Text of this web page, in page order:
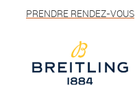
PRENDRE RENDEZ-VOUS